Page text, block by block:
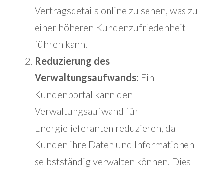
Vertragsdetails online zu sehen, was zu
einer höheren Kundenzufriedenheit
führen kann.
Reduzierung des
Verwaltungsaufwands: Ein
Kundenportal kann den
Verwaltungsaufwand für
Energielieferanten reduzieren, da
Kunden ihre Daten und Informationen
selbstständig verwalten können. Dies